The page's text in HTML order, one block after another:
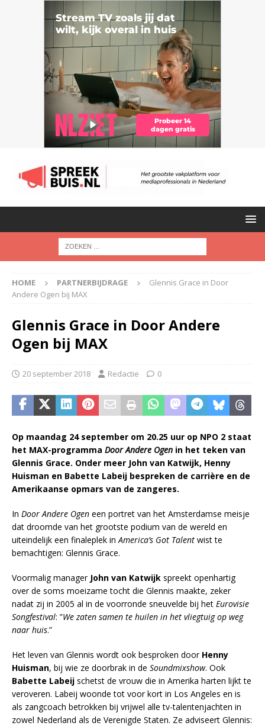
HOME PARTNERBIJDRAGE
Glennis Grace in Door
Andere Ogen bij MAX
Glennis Grace in Door Andere
Ogen bij MAX
20 september 2018 Redactie 0
Op maandag 24 september om 20.25 uur op NPO 2 staat
het MAX-programma Door Andere Ogen in het teken van
Glennis Grace. Onder meer John van Katwijk, Henny
Huisman en Babette Labeij bespreken de carrière en de
Amerikaanse opmars van de zangeres.
In Door Andere Ogen een portret van het Amsterdamse meisje
dat droomde van het grootste podium van de wereld en
uiteindelijk een finaleplek inAmerica’s Got Talent wist te
bemachtigen: Glennis Grace.
Voormalig manager John van Katwijk spreekt openhartig
over de soms moeizame tocht die Glennis maakte, zeker
nadat zij in 2005 al in de voorronde sneuvelde bij het Eurovisie
Songfestival: ”We zaten samen te huilen in het vliegtuig op weg
naar huis.”
Het leven van Glennis wordt ook besproken door Henny
Huisman, bij wie ze doorbrak in de Soundmixshow. Ook
Babette Labeij schetst de vrouw die in Amerika harten lijkt te
veroveren. Labeij woonde tot voor kort in Los Angeles en is
als zangcoach betrokken bij vrijwel alle tv-talentenjachten in
zowel Nederland als de Verenigde Staten. Ze adviseert Glennis: